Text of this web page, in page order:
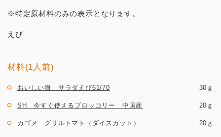
※特定原材料のみの表示となります。
えび
材料(1人前)
おいしい海 サラダえび61/70 30ｇ
SH 今すぐ使えるブロッコリー 中国産 20ｇ
カゴメ グリルトマト（ダイスカット） 20ｇ